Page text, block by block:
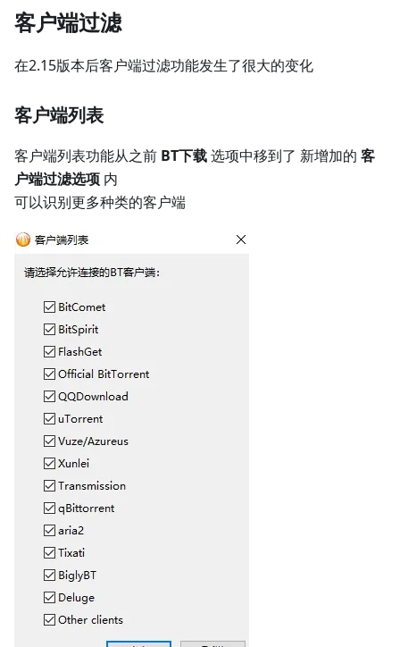
客户端过滤
在2.15版本后客户端过滤功能发生了很大的变化
客户端列表
客户端列表功能从之前 BT下载选项中移到了 新增加的 客
户端过滤选项 内
可以识别更多种类的客户端